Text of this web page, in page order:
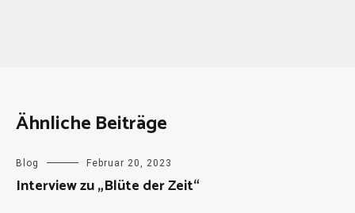
Ähnliche Beiträge
Blog Februar 20, 2023
Interview zu „Blüte der Zeit“